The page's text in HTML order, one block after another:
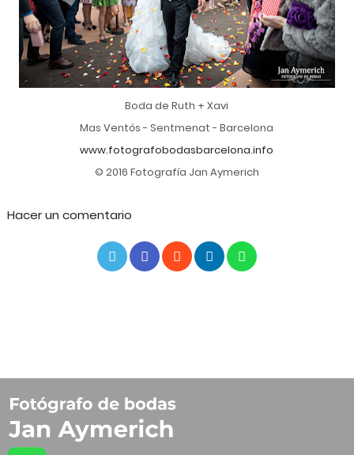
Boda de Ruth + Xavi
Mas Ventós - Sentmenat - Barcelona
www.fotografobodasbarcelona.info
© 2016 Fotografía Jan Aymerich
Hacer un comentario